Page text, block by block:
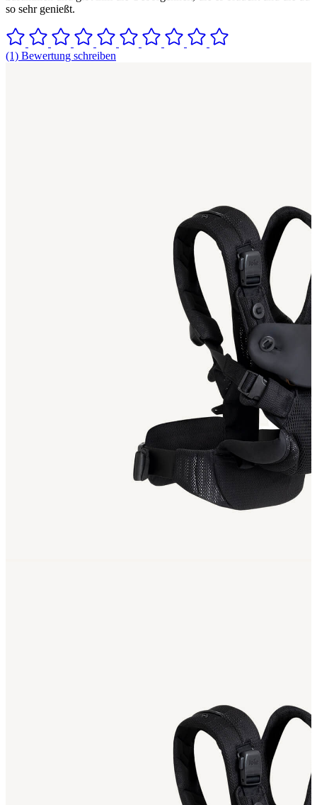
so sehr genießt.
(1) Bewertung schreiben